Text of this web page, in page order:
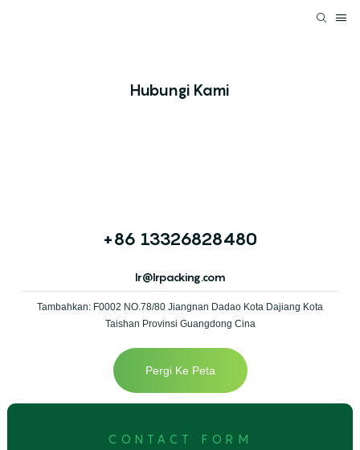
Hubungi Kami
+86 13326828480
lr@lrpacking.com
Tambahkan: F0002 NO.78/80 Jiangnan Dadao Kota Dajiang Kota
Taishan Provinsi Guangdong Cina
Pergi Ke Peta
CONTACT FORM